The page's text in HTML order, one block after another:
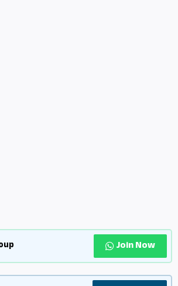
Join Now